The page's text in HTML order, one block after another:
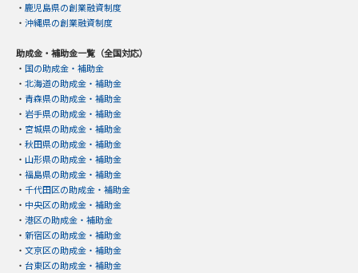
・ 鹿児島県の創業融資制度
・ 沖縄県の創業融資制度
助成金・補助金一覧（全国対応）
・ 国の助成金・補助金
・ 北海道の助成金・補助金
・ 青森県の助成金・補助金
・ 岩手県の助成金・補助金
・ 宮城県の助成金・補助金
・ 秋田県の助成金・補助金
・ 山形県の助成金・補助金
・ 福島県の助成金・補助金
・ 千代田区の助成金・補助金
・ 中央区の助成金・補助金
・ 港区の助成金・補助金
・ 新宿区の助成金・補助金
・ 文京区の助成金・補助金
・ 台東区の助成金・補助金